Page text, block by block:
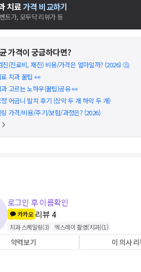
치료가격 비교하기
트가, 모두닥 리뷰가 등
가격이 궁금하다면?
진(진료비, 재진) 비용/가격은 얼마일까? (2026) 🤔
치과 꿀팁 👀
고르는 노하우(꿀팁)공유 👀
어금니 발치 후기 (상악 두 개 하악 두 개)
가격/비용/주기/보험/과정은? (2026)
로그인 후 이름확인
카카오 리뷰4
치과 스케일링(3) 엑스레이 촬영(치과)(1)
약력보기 이 의사